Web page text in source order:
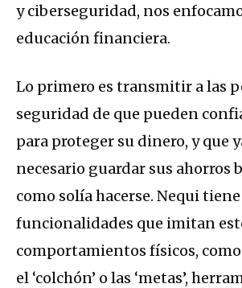
y ciberseguridad, nos
educación financiera.
Lo primero es transmitir a las
seguridad de que pueden
para proteger su dinero, y que
necesario guardar sus ahorros
como solía hacerse. Nequi tiene
funcionalidades que imitan
comportamientos físicos, como
el ‘colchón’ o las ‘metas’,